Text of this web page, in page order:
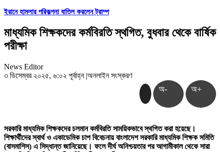
ইরানে হামলার পরিকল্পনা বাতিল করলেন ট্রাম্প
মাধ্যমিক শিক্ষকদের কর্মবিরতি স্থগিত, বুধবার থেকে বার্ষিক
পরীক্ষা
News Editor
৩ ডিসেম্বর ২০২৫, ৬:০২ পূর্বাহ্ন |অনলাইন সংস্করণ
অ- অ+
সরকারি মাধ্যমিক শিক্ষকদের চলমান কর্মবিরতি সাময়িকভাবে স্থগিত করা হয়েছে।
শিক্ষার্থীদের স্বার্থ ও একাডেমিক চাপ বিবেচনায় বাংলাদেশ সরকারি মাধ্যমিক শিক্ষক সমিতি
(বাসমাশিস) এ সিদ্ধান্ত জানিয়েছে। ফলে দীর্ঘ অনিশ্চয়তার পর আগামীকাল থেকে সারা